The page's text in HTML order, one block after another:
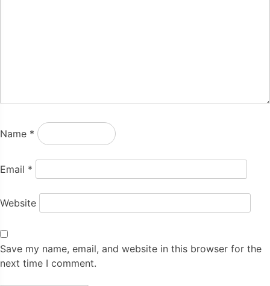
Name *
Email *
Website
Save my name, email, and website in this browser for the
next time I comment.